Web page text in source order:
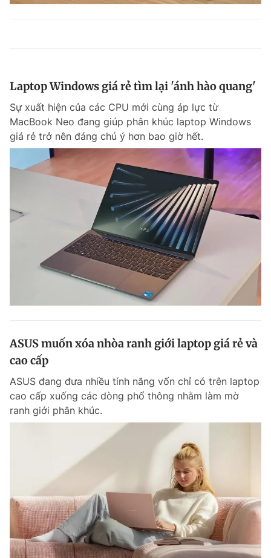
Laptop Windows giá rẻ tìm lại 'ánh hào quang'
Sự xuất hiện của các CPU mới cùng áp lực từ
MacBook Neo đang giúp phân khúc laptop Windows
giá rẻ trở nên đáng chú ý hơn bao giờ hết.
ASUS muốn xóa nhòa ranh giới laptop giá rẻ và
cao cấp
ASUS đang đưa nhiều tính năng vốn chỉ có trên laptop
cao cấp xuống các dòng phổ thông nhằm làm mờ
ranh giới phân khúc.